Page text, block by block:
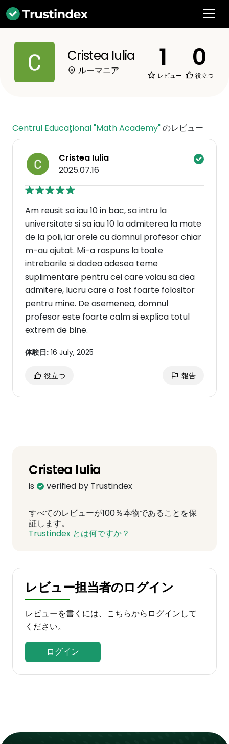
Cristea Iulia
ルーマニア 1
レビュー
0
役立つ
Centrul Educațional "Math Academy"のレビュー
Cristea Iulia
2025.07.16
Am reusit sa iau 10 in bac, sa intru la
universitate si sa iau 10 la admiterea la mate
de la poli, iar orele cu domnul profesor chiar
m-au ajutat. Mi-a raspuns la toate
intrebarile si dadea adesea teme
suplimentare pentru cei care voiau sa dea
admitere, lucru care a fost foarte folositor
pentru mine. De asemenea, domnul
profesor este foarte calm si explica totul
extrem de bine.
体験日: 16 July, 2025
役立つ 報告
Cristea Iulia
is verified by Trustindex
すべてのレビューが100％本物であることを保
証します。
Trustindex とは何ですか？
レビュー担当者のログイン
レビューを書くには、こちらからログインして
ください。
ログイン